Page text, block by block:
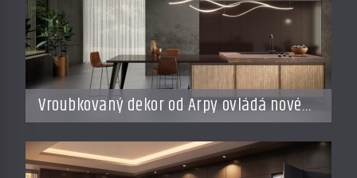
Vroubkovaný dekor od Arpy ovládá nové
interiéry